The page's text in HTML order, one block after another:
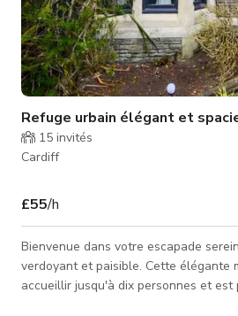
Refuge urbain élégant et
15 invités
Cardiff
£55/h
Bienvenue dans votre escapade
verdoyant et paisible. Cette élégante
accueillir jusqu'à dix personnes et